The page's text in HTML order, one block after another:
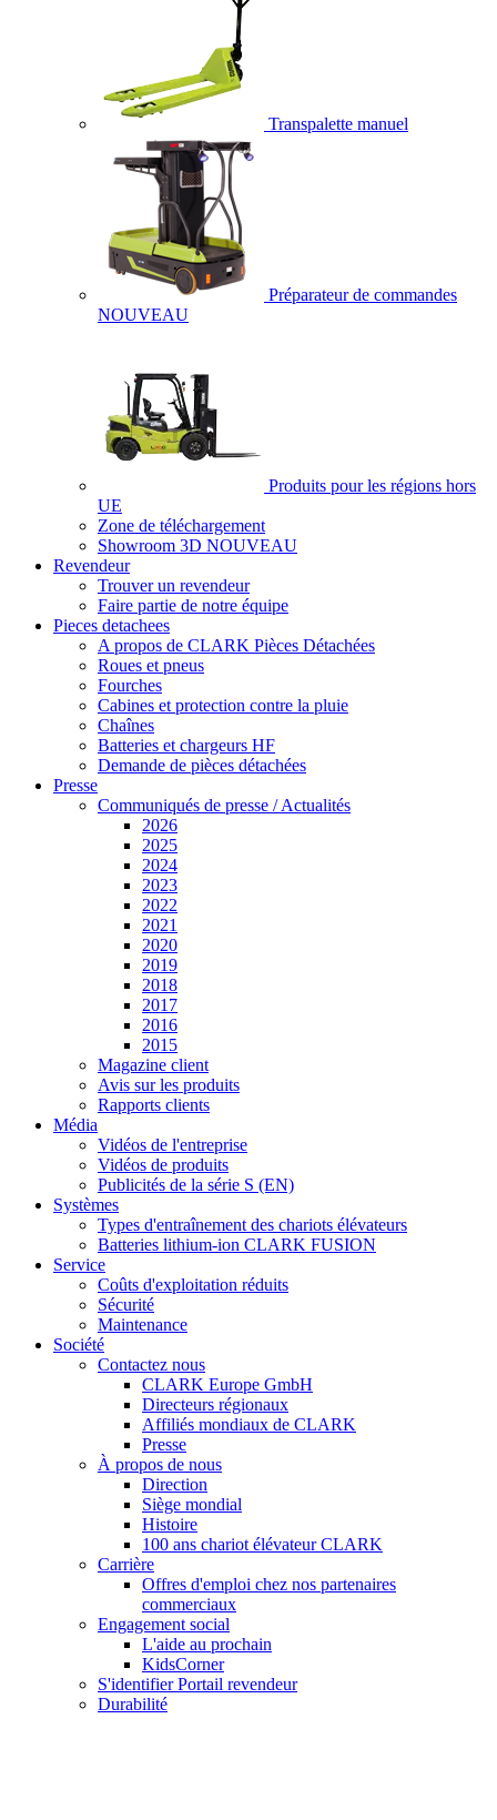
Transpalette manuel
Préparateur de commandes
NOUVEAU
Produits pour les régions hors
UE
Zone de téléchargement
Showroom 3D NOUVEAU
Revendeur
Trouver un revendeur
Faire partie de notre équipe
Pieces detachees
A propos de CLARK Pièces Détachées
Roues et pneus
Fourches
Cabines et protection contre la pluie
Chaînes
Batteries et chargeurs HF
Demande de pièces détachées
Presse
Communiqués de presse / Actualités
2026
2025
2024
2023
2022
2021
2020
2019
2018
2017
2016
2015
Magazine client
Avis sur les produits
Rapports clients
Média
Vidéos de l'entreprise
Vidéos de produits
Publicités de la série S (EN)
Systèmes
Types d'entraînement des chariots élévateurs
Batteries lithium-ion CLARK FUSION
Service
Coûts d'exploitation réduits
Sécurité
Maintenance
Société
Contactez nous
CLARK Europe GmbH
Directeurs régionaux
Affiliés mondiaux de CLARK
Presse
À propos de nous
Direction
Siège mondial
Histoire
100 ans chariot élévateur CLARK
Carrière
Offres d'emploi chez nos partenaires
commerciaux
Engagement social
L'aide au prochain
KidsCorner
S'identifier Portail revendeur
Durabilité